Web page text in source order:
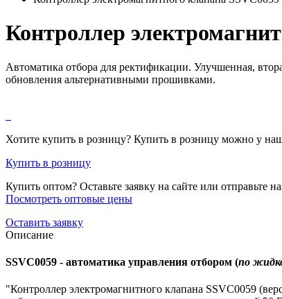
Контроллер
Автоматика отбора для ректификации. Улучшенная,
обновления альтернативными прошивками.
Хотите купить в розницу? Купить в розницу можно у
Купить в розницу
Купить оптом? Оставьте заявку на сайте или отправьте
Посмотреть оптовые цены
Оставить заявку
Описание
SSVC0059 - автоматика управления отбором (по
"Контроллер электромагнитного клапана SSVC0059